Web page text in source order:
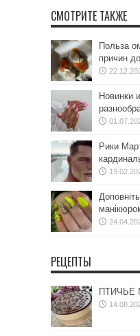
СМОТРИТЕ ТАКЖЕ
Польза
причин
Новинки
Рики
РЕЦЕПТЫ
ПТИЧЬЕ